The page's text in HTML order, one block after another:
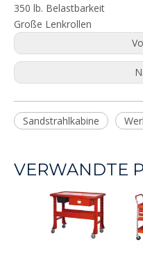
350 lb. Belastbarkeit
Große Lenkrollen
Sandstrahlkabine
VERWANDTE